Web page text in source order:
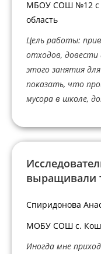
МБОУ СОШ №12 с
область
Цель работы:
отходов, довести
этого занятия
показать, что
мусора в школе,
выращивали
Спиридонова
МОБУ СОШ с. Кош-
Иногда мне